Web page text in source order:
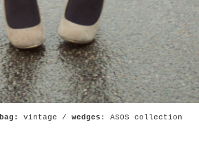
bag: vintage / wedges : ASOS collection